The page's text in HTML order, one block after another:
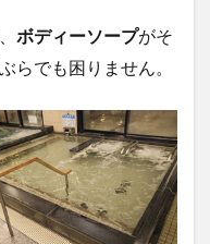
ボディーソープがそ
らでも困りません。